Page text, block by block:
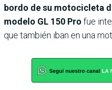
bordo de su motocicleta
modelo GL 150 Pro fue
que también iban en una